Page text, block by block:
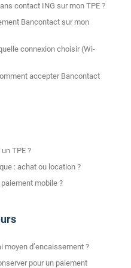
contact ING sur mon TPE ?
Bancontact sur mon
connexion choisir (Wi-
accepter Bancontact
TPE ?
: achat ou location ?
mobile ?
moyen d’encaissement ?
pour un paiement